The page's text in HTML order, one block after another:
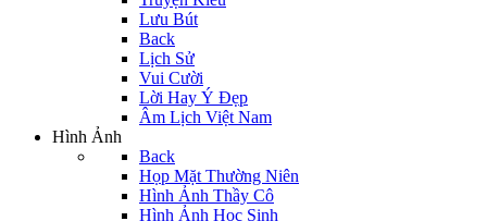
Lưu Bút
Back
Lịch Sử
Vui Cười
Lời Hay Ý Đẹp
Âm Lịch Việt Nam
Hình Ảnh
Back
Họp Mặt Thường Niên
Hình Ảnh Thầy Cô
Hình Ảnh Học Sinh